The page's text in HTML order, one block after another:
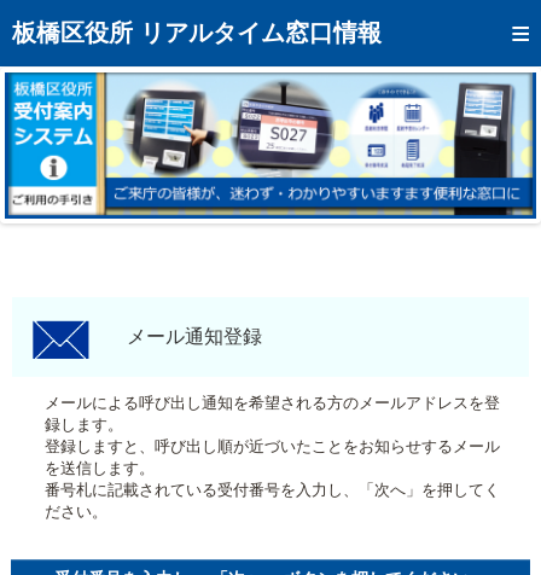
板橋区役所 リアルタイム窓口情報
トップページへ
混雑予想カレンダー
リアルタイム混雑状況
リアルタイム受付番号状況
メール通知登録
モバイルサイト
区役所フロアマップ
メール通知登録
メールによる呼び出し通知を希望される方のメールアドレスを登
録します。
登録しますと、呼び出し順が近づいたことをお知らせするメール
を送信します。
番号札に記載されている受付番号を入力し、「次へ」を押してく
ださい。